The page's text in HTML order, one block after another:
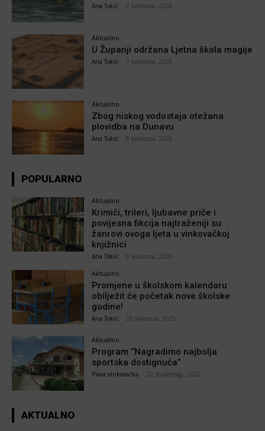
Ana Tokić 7 kolovoza, 2026
Aktualno
U Županji održana Ljetna škola magije
Ana Tokić 7 kolovoza, 2026
Aktualno
Zbog niskog vodostaja otežana
plovidba na Dunavu
Ana Tokić 6 kolovoza, 2026
POPULARNO
Aktualno
Krimići, trileri, ljubavne priče i
povijesna fikcija najtraženiji su
žanrovi ovoga ljeta u vinkovačkoj
knjižnici
Ana Tokić 6 kolovoza, 2026
Aktualno
Promjene u školskom kalendaru
obilježit će početak nove školske
godine!
Ana Tokić 20 kolovoza, 2025
Aktualno
Program “Nagradimo najbolja
sportska dostignuća”
Plava vinkovačka 22 studenoga, 2022
AKTUALNO